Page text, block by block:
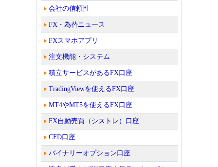
会社の信頼性
FX・為替ニュース
FXスマホアプリ
注文機能・システム
積立サービスがあるFX口座
TradingViewを使えるFX口座
MT4やMT5を使えるFX口座
FX自動売買（シストレ）口座
CFD口座
バイナリーオプション口座